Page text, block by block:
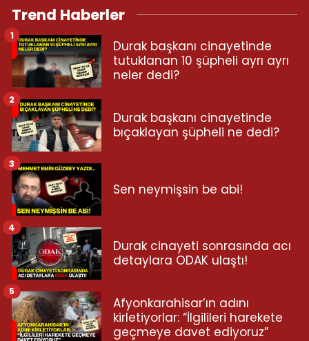
Trend Haberler
Durak başkanı cinayetinde
tutuklanan 10 şüpheli ayrı ayrı
neler dedi?
1
Durak başkanı cinayetinde
bıçaklayan şüpheli ne dedi?
2
Sen neymişsin be abi!
3
Durak cinayeti sonrasında acı
detaylara ODAK ulaştı!
4
Afyonkarahisar’ın adını
kirletiyorlar: “İlgilileri harekete
geçmeye davet ediyoruz”
5